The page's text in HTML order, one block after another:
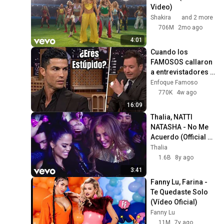
164
Kany García - La Libreta
(Official Video)
Kany Garcia
165
Carlos Vives - Rapsodia en
La Mayor (para Elena)
(Official Video)
Carlos Vives
166
Los Rivera Destino, Pedro
Capó – Castigo (Official
Video)
Los Rivera Destino
167
Rombai, Fer Palacio -
CACHONDAX (Official
Video)
Fer Vazquez
168
Ramón Vega - Dime
(Official Video)
Ramón Vega
169
Ednita Nazario, Luis Fonsi -
Se Nos Fue la Mano
(Official Video)
Ednita Nazario
4:01
Video)
Shakira
and 2 more
706M
2mo ago
16:09
Cuando los
FAMOSOS callaron
a entrevistadores
IRRESPETUOSOS
Enfoque Famoso
770K
4w ago
3:41
Thalia, NATTI
NATASHA - No Me
Acuerdo (Official
Video)
Thalia
1.6B
8y ago
Fanny Lu, Farina -
Te Quedaste Solo
(Vídeo Oficial)
Fanny Lu
11M
7y ago